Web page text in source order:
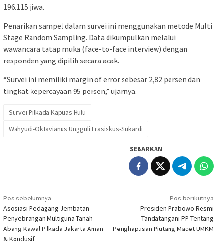
196.115 jiwa.
Penarikan sampel dalam survei ini menggunakan metode Multi
Stage Random Sampling. Data dikumpulkan melalui
wawancara tatap muka (face-to-face interview) dengan
responden yang dipilih secara acak.
“Survei ini memiliki margin of error sebesar 2,82 persen dan
tingkat kepercayaan 95 persen,” ujarnya.
Survei Pilkada Kapuas Hulu
Wahyudi-Oktavianus Ungguli Frasiskus-Sukardi
SEBARKAN
Navigasi
pos
Pos sebelumnya
Asosiasi Pedagang Jembatan
Penyebrangan Multiguna Tanah
Abang Kawal Pilkada Jakarta Aman
& Kondusif
Pos berikutnya
Presiden Prabowo Resmi
Tandatangani PP Tentang
Penghapusan Piutang Macet UMKM